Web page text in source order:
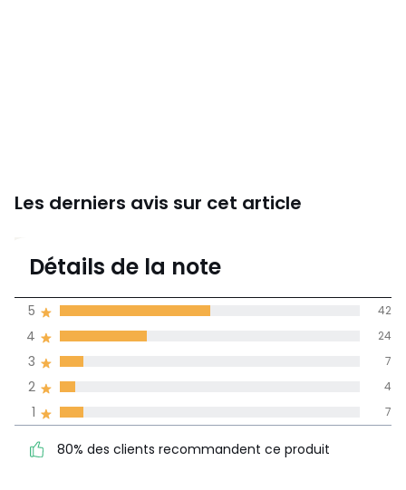
Les derniers avis sur cet article
4,1
de moyenne
obtenue sur
4
recommandent ce produit
Détails de la note
1 7
2 4
3 7
4 24
5 42
80% des clients recommandent ce produit